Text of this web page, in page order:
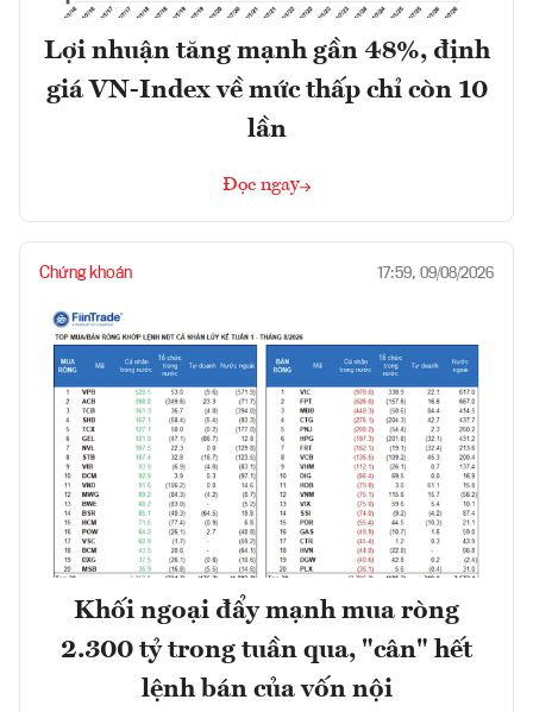
Lợi nhuận tăng mạnh gần 48%, định
giá VN-Index về mức thấp chỉ còn 10
lần
Đọc ngay
Chứng khoán 17:59, 09/08/2026
Khối ngoại đẩy mạnh mua ròng
2.300 tỷ trong tuần qua, "cân" hết
lệnh bán của vốn nội